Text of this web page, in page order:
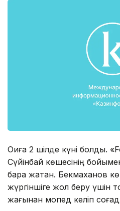
Оқиға 2 шілде күні болды.
Сүйінбай көшесінің
бара жатқан. Бекмаханов
жүргіншіге жол беру үшін
жағынан мопед келіп